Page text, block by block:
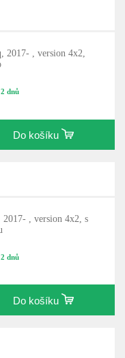
2017- , version 4x2,
dnů
Do košíku
2017- , version 4x2, s
dnů
Do košíku